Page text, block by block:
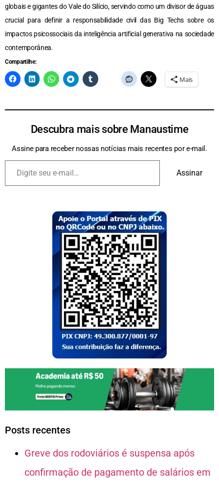
globais e gigantes do Vale do Silício, servindo como um divisor de águas
crucial para definir a responsabilidade civil das Big Techs sobre os
impactos psicossociais da inteligência artificial generativa na sociedade
contemporânea.
Compartilhe:
Mais
Descubra mais sobre Manaustime
Assine para receber nossas notícias mais recentes por e-mail.
Assinar
Posts recentes
Greve dos rodoviários é suspensa após
confirmação de pagamento de salários em